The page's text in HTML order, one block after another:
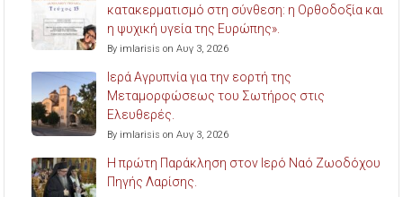
κατακερματισμό στη σύνθεση: η Ορθοδοξία και
η ψυχική υγεία της Ευρώπης».
By imlarisis on Αυγ 3, 2026
Ιερά Αγρυπνία για την εορτή της
Μεταμορφώσεως του Σωτήρος στις
Ελευθερές.
By imlarisis on Αυγ 3, 2026
Η πρώτη Παράκληση στον Ιερό Ναό Ζωοδόχου
Πηγής Λαρίσης.